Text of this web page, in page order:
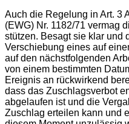
Auch die Regelung in Art. 3
(EWG) Nr. 1182/71 vermag
stützen. Besagt sie klar und
Verschiebung eines auf
auf den nächstfolgenden
von einem bestimmten
Ereignis an rückwirkend
dass das Zuschlagsverbot
abgelaufen ist und die
Zuschlag erteilen kann und